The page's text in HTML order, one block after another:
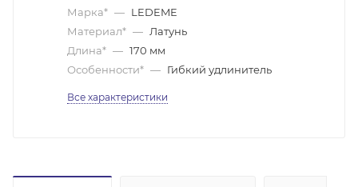
Марка* — LEDEME
Материал* — Латунь
Длина* — 170 мм
Особенности* — Гибкий удлинитель
Все характеристики